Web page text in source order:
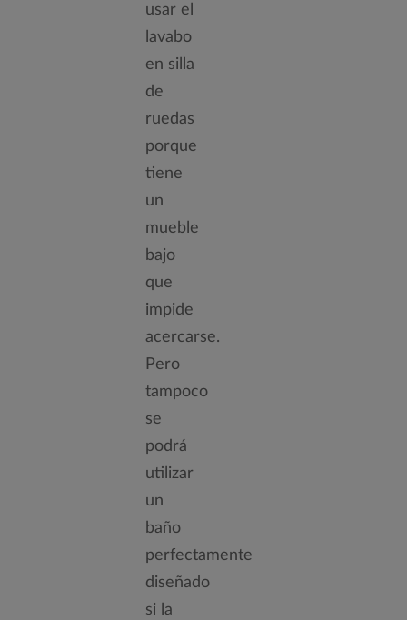
usar el
lavabo
en silla
de
ruedas
porque
tiene
un
mueble
bajo
que
impide
acercarse.
Pero
tampoco
se
podrá
utilizar
un
baño
perfectamente
diseñado
si la